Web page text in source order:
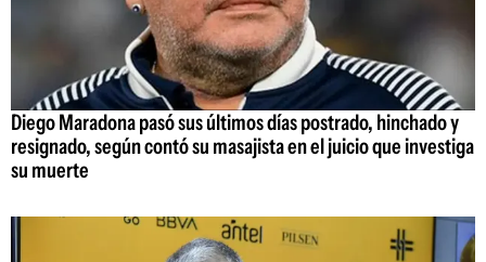
Diego Maradona pasó sus últimos días postrado, hinchado y
resignado, según contó su masajista en el juicio que investiga
su muerte